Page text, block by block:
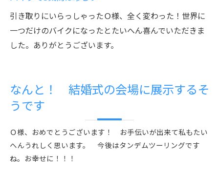
引き取りにいらっしゃったＯ様、全く変わった！世界に
一つだけのバイクになったとたいへん喜んでいただきま
した。ありがとうございます。
なんと！ 結婚式の会場に展示するそ
うです
Ｏ様、おめでとうございます！ お手伝いが出来て私もたい
へんうれしく思います。 今後はタンデムツーリングです
ね。お幸せに！！！